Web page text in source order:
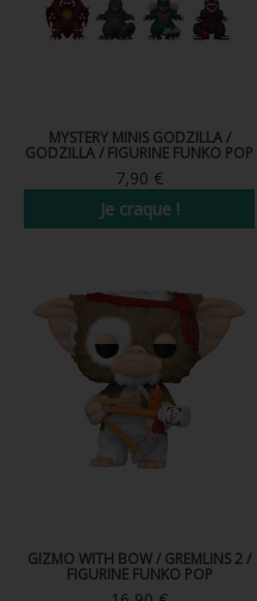
MYSTERY MINIS GODZILLA /
GODZILLA / FIGURINE FUNKO POP
7,90 €
Je craque !
GIZMO WITH BOW / GREMLINS 2 /
FIGURINE FUNKO POP